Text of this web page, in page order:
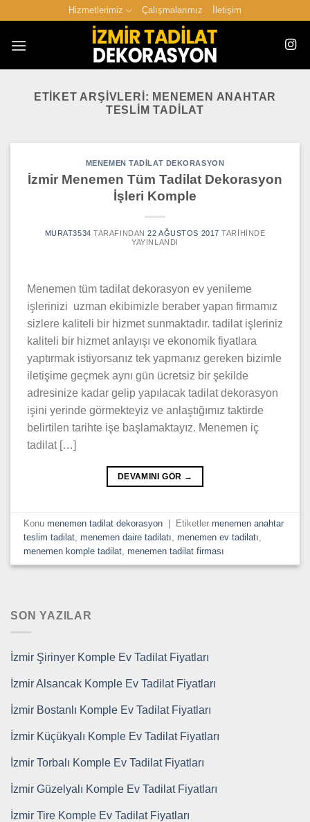
Hizmetlerimiz Çalışmalarımız İletişim
ETIKET ARŞIVLERI: MENEMEN ANAHTAR
TESLIM TADILAT
MENEMEN TADILAT DEKORASYON
İzmir Menemen Tüm Tadilat Dekorasyon
İşleri Komple
MURAT3534 TARAFINDAN 22 AĞUSTOS 2017 TARIHINDE
YAYINLANDI
Menemen tüm tadilat dekorasyon ev yenileme
işlerinizi uzman ekibimizle beraber yapan firmamız
sizlere kaliteli bir hizmet sunmaktadır. tadilat işleriniz
kaliteli bir hizmet anlayışı ve ekonomik fiyatlara
yaptırmak istiyorsanız tek yapmanız gereken bizimle
iletişime geçmek aynı gün ücretsiz bir şekilde
adresinize kadar gelip yapılacak tadilat dekorasyon
işini yerinde görmekteyiz ve anlaştığımız taktirde
belirtilen tarihte işe başlamaktayız. Menemen iç
tadilat […]
DEVAMINI GÖR →
Konumenemen tadilat dekorasyon Etiketlermenemen anahtar
teslim tadilat ,menemen daire tadilatı ,menemen ev tadilatı
menemen komple tadilat ,menemen tadilat firması
SON YAZILAR
İzmir Şirinyer Komple Ev Tadilat Fiyatları
İzmir Alsancak Komple Ev Tadilat Fiyatları
İzmir Bostanlı Komple Ev Tadilat Fiyatları
İzmir Küçükyalı Komple Ev Tadilat Fiyatları
İzmir Torbalı Komple Ev Tadilat Fiyatları
İzmir Güzelyalı Komple Ev Tadilat Fiyatları
İzmir Tire Komple Ev Tadilat Fiyatları